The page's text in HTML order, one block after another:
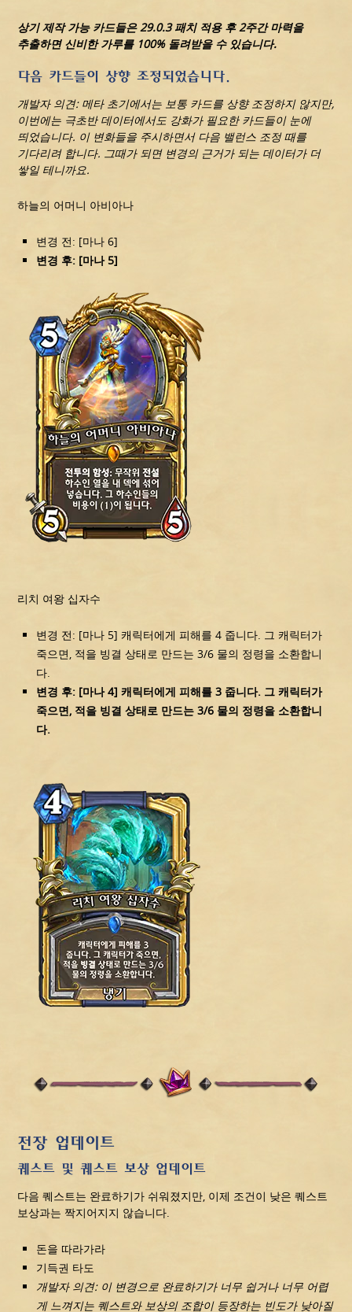
상기 제작 가능 카드들은 29.0.3 패치 적용 후 2주간 마력을
추출하면 신비한 가루를 100% 돌려받을 수 있습니다.
다음 카드들이 상향 조정되었습니다.
개발자 의견: 메타 초기에서는 보통 카드를 상향 조정하지 않지만,
이번에는 극초반 데이터에서도 강화가 필요한 카드들이 눈에
띄었습니다. 이 변화들을 주시하면서 다음 밸런스 조정 때를
기다리려 합니다. 그때가 되면 변경의 근거가 되는 데이터가 더
쌓일 테니까요.
하늘의 어머니 아비아나
변경 전: [마나 6]
변경 후: [마나 5]
리치 여왕 십자수
변경 전: [마나 5] 캐릭터에게 피해를 4 줍니다. 그 캐릭터가
죽으면, 적을 빙결 상태로 만드는 3/6 물의 정령을 소환합니
다.
변경 후: [마나 4] 캐릭터에게 피해를 3 줍니다. 그 캐릭터가
죽으면, 적을 빙결 상태로 만드는 3/6 물의 정령을 소환합니
다.
전장 업데이트
퀘스트 및 퀘스트 보상 업데이트
다음 퀘스트는 완료하기가 쉬워졌지만, 이제 조건이 낮은 퀘스트
보상과는 짝지어지지 않습니다.
돈을 따라가라
기득권 타도
개발자 의견: 이 변경으로 완료하기가 너무 쉽거나 너무 어렵
게 느껴지는 퀘스트와 보상의 조합이 등장하는 빈도가 낮아질